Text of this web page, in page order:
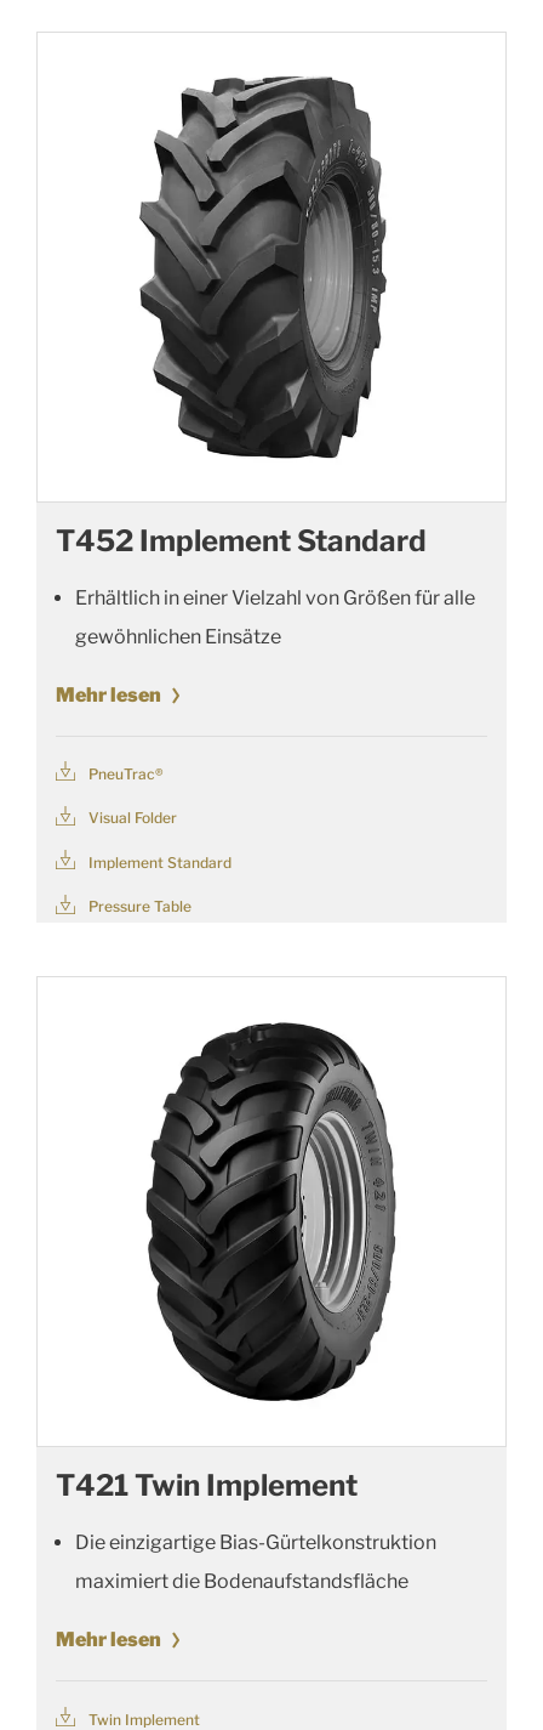
T452 Implement Standard
Erhältlich in einer Vielzahl von Größen für alle
gewöhnlichen Einsätze
Mehr lesen
PneuTrac®
Visual Folder
Implement Standard
Pressure Table
T421 Twin Implement
Die einzigartige Bias-Gürtelkonstruktion
maximiert die Bodenaufstandsfläche
Mehr lesen
Twin Implement